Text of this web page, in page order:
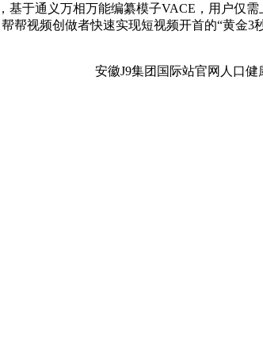
基于通义万相万能编纂模子VACE，用户仅
帮视频创做者快速实现短视频开首的“黄金3
安徽J9集团国际站官网人口健